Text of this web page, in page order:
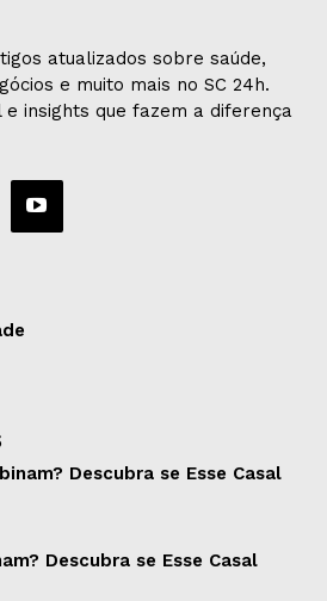
atualizados sobre saúde,
e muito mais no SC 24h.
insights que fazem a diferença
Descubra se Esse Casal
Descubra se Esse Casal